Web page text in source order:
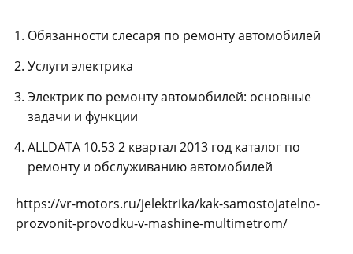
Обязанности слесаря по ремонту автомобилей
Услуги электрика
Электрик по ремонту автомобилей: основные
задачи и функции
ALLDATA 10.53 2 квартал 2013 год каталог по
ремонту и обслуживанию автомобилей
https://vr-motors.ru/jelektrika/kak-samostojatelno-
prozvonit-provodku-v-mashine-multimetrom/